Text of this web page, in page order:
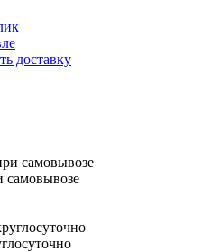
доставку
самовывозе